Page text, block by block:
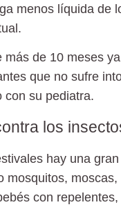
menos líquida de
más de 10 meses
que no sufre
con su pediatra.
los
hay una
mosquitos,
con